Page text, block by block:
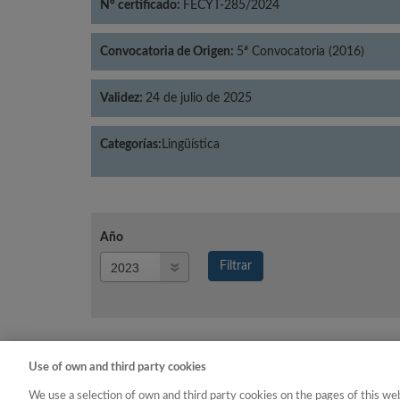
Nº certificado: FECYT-285/2024
Convocatoria de Origen: 5ª Convocatoria (2016)
Validez: 24 de julio de 2025
Categorías: Lingüística
Año
Filtrar
Año
Use of own and third party cookies
We use a selection of own and third party cookies on the pages of this